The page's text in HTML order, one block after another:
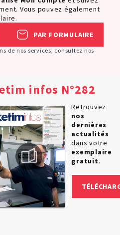
Vous pouvez également
PAR FORMULAIRE
de nos services, consultez nos
infos N°282
Retrouvez
nos
dernières
actualités
dans votre
exemplaire
gratuit.